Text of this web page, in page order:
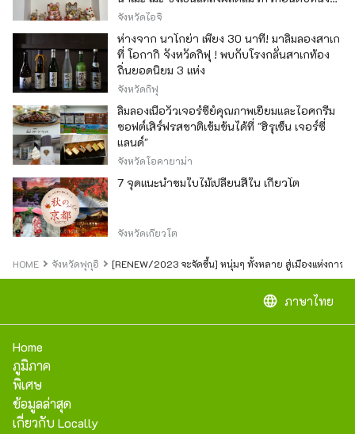
ของญี่ปุ่น
จังหวัดไอจิ
ห่างจาก นาโกย่า เพียง 30 นาที! มาลิ้มลองสาเก
ที่ โอกากิ จังหวัดกิฟุ ! พบกับโรงกลั่นสาเกท้อง
ถิ่นยอดนิยม 3 แห่ง
จังหวัดกิฟุ
ลิ้มลองเนื้อวัวเจอร์ซีย์คุณภาพเยี่ยมและไอศกรีม
ซอฟต์เสิร์ฟรสชาติเข้มข้นได้ที่ "ฮิรุเซ็น เจอร์ซี่
แลนด์"
จังหวัดโอคายาม่า
7 จุดแนะนำชมใบไม้เปลี่ยนสีใน เกียวโต
จังหวัดเกียวโต
HOME จังหวัดฟุกุอิ [RENEW/2023 จะจัดขึ้น] หนุ่มๆ ทั้งหลาย สู่เมืองแห่งการผ
language ภาษาไทย
Home
ภูมิภาค
พิเศษ
ข้อมูลล่าสุด
เกี่ยวกับ Locally